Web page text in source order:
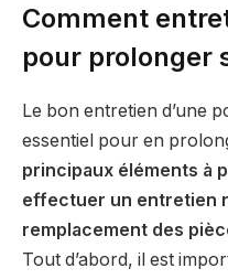
Comment
pour prolonger
Le bon entretien d’une
essentiel pour en
principaux éléments à
effectuer un entretien
remplacement des
Tout d’abord, il est